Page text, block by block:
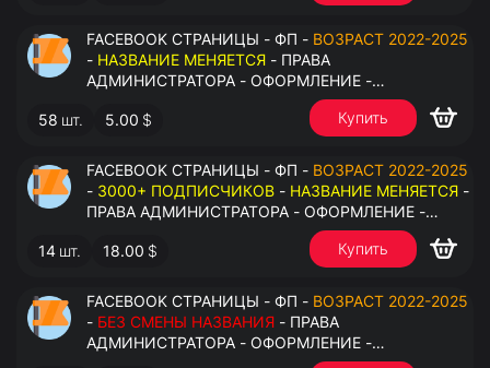
FACEBOOK СТРАНИЦЫ - ФП - ВОЗРАСТ 2022-2025
- НАЗВАНИЕ МЕНЯЕТСЯ - ПРАВА
АДМИНИСТРАТОРА - ОФОРМЛЕНИЕ -
ЗАПОЛНЕННАЯ ИНФОРМАЦИЯ - ПОД ВСЕ ГЕО
58 шт. 5.00 $ Купить
FACEBOOK СТРАНИЦЫ - ФП - ВОЗРАСТ 2022-2025
- 3000+ ПОДПИСЧИКОВ - НАЗВАНИЕ МЕНЯЕТСЯ -
ПРАВА АДМИНИСТРАТОРА - ОФОРМЛЕНИЕ -
ЗАПОЛНЕННАЯ ИНФОРМАЦИЯ - ПОД ВСЕ ГЕО
14 шт. 18.00 $ Купить
FACEBOOK СТРАНИЦЫ - ФП - ВОЗРАСТ 2022-2025
- БЕЗ СМЕНЫ НАЗВАНИЯ - ПРАВА
АДМИНИСТРАТОРА - ОФОРМЛЕНИЕ -
ЗАПОЛНЕННАЯ ИНФОРМАЦИЯ - ПОД ВСЕ ГЕО